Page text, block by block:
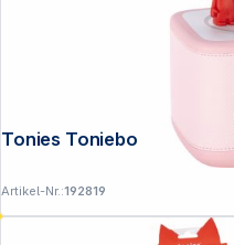
Artikel-Nr.:192819